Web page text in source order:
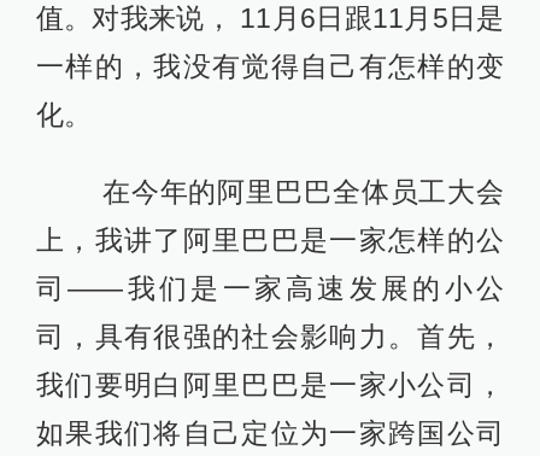
值。对我来说， 11月6日跟11月5日是
一样的，我没有觉得自己有怎样的变
化。
在今年的阿里巴巴全体员工大会
上，我讲了阿里巴巴是一家怎样的公
司——我们是一家高速发展的小公
司，具有很强的社会影响力。首先，
我们要明白阿里巴巴是一家小公司，
如果我们将自己定位为一家跨国公司